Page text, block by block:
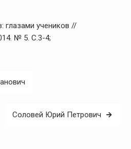
учеников //
№ 5. С.3-4;
Соловей Юрий Петрович